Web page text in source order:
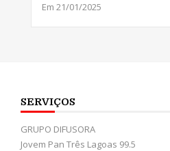
Em 21/01/2025
SERVIÇOS
GRUPO DIFUSORA
Jovem Pan Três Lagoas 99.5